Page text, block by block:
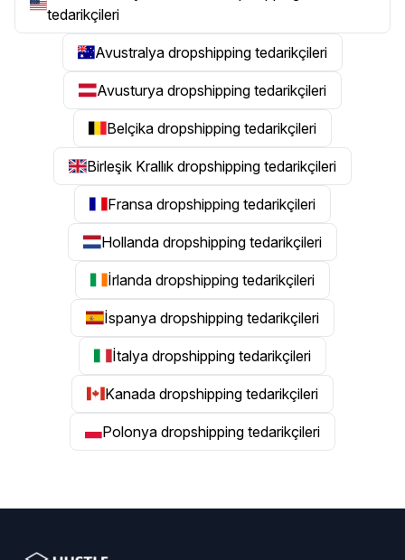
tedarikçileri
Avustralya dropshipping tedarikçileri
Avusturya dropshipping tedarikçileri
Belçika dropshipping tedarikçileri
Birleşik Krallık dropshipping tedarikçileri
Fransa dropshipping tedarikçileri
Hollanda dropshipping tedarikçileri
İrlanda dropshipping tedarikçileri
İspanya dropshipping tedarikçileri
İtalya dropshipping tedarikçileri
Kanada dropshipping tedarikçileri
Polonya dropshipping tedarikçileri